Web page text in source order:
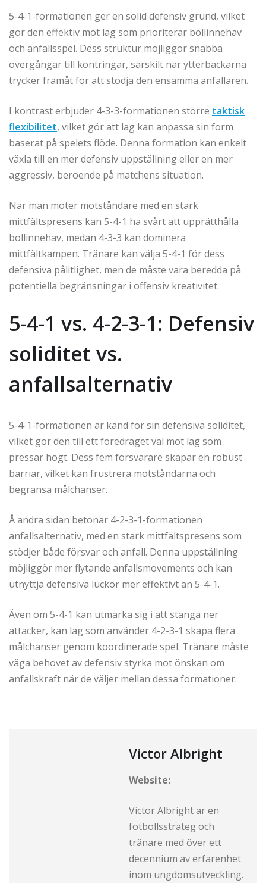
5-4-1-formationen ger en solid defensiv grund, vilket
gör den effektiv mot lag som prioriterar bollinnehav
och anfallsspel. Dess struktur möjliggör snabba
övergångar till kontringar, särskilt när ytterbackarna
trycker framåt för att stödja den ensamma anfallaren.
I kontrast erbjuder 4-3-3-formationen större taktisk
flexibilitet, vilket gör att lag kan anpassa sin form
baserat på spelets flöde. Denna formation kan enkelt
växla till en mer defensiv uppställning eller en mer
aggressiv, beroende på matchens situation.
När man möter motståndare med en stark
mittfältspresens kan 5-4-1 ha svårt att upprätthålla
bollinnehav, medan 4-3-3 kan dominera
mittfältkampen. Tränare kan välja 5-4-1 för dess
defensiva pålitlighet, men de måste vara beredda på
potentiella begränsningar i offensiv kreativitet.
5-4-1 vs. 4-2-3-1: Defensiv
soliditet vs.
anfallsalternativ
5-4-1-formationen är känd för sin defensiva soliditet,
vilket gör den till ett föredraget val mot lag som
pressar högt. Dess fem försvarare skapar en robust
barriär, vilket kan frustrera motståndarna och
begränsa målchanser.
Å andra sidan betonar 4-2-3-1-formationen
anfallsalternativ, med en stark mittfältspresens som
stödjer både försvar och anfall. Denna uppställning
möjliggör mer flytande anfallsmovements och kan
utnyttja defensiva luckor mer effektivt än 5-4-1.
Även om 5-4-1 kan utmärka sig i att stänga ner
attacker, kan lag som använder 4-2-3-1 skapa flera
målchanser genom koordinerade spel. Tränare måste
väga behovet av defensiv styrka mot önskan om
anfallskraft när de väljer mellan dessa formationer.
Victor Albright
Website:
Victor Albright är en
fotbollsstrateg och
tränare med över ett
decennium av erfarenhet
inom ungdomsutveckling.